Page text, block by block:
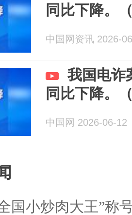
同比下降。
中国网资讯 2026-
我国电诈
同比下降。
中国网 2026-06-12
国小炒肉大王”称